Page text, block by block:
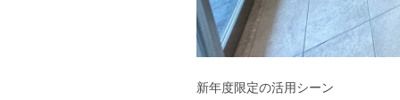
新年度限定の活用シーン